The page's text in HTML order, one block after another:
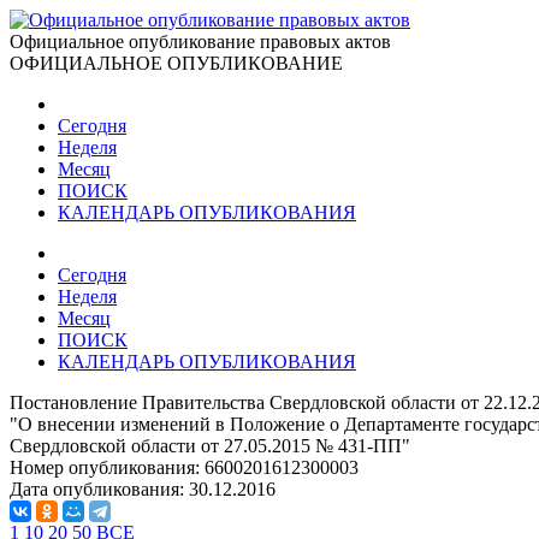
Официальное опубликование правовых актов
ОФИЦИАЛЬНОЕ ОПУБЛИКОВАНИЕ
Сегодня
Неделя
Месяц
ПОИСК
КАЛЕНДАРЬ ОПУБЛИКОВАНИЯ
Сегодня
Неделя
Месяц
ПОИСК
КАЛЕНДАРЬ ОПУБЛИКОВАНИЯ
Постановление Правительства Свердловской области от
"О внесении изменений в Положение о Департаменте
Свердловской области от 27.05.2015 № 431-ПП"
Номер опубликования: 6600201612300003
Дата опубликования: 30.12.2016
1 10 20 50 ВСЕ